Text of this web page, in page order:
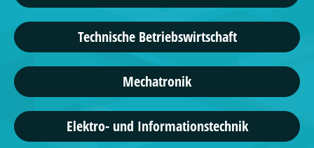
Technische Betriebswirtschaft
Mechatronik
Elektro- und Informationstechnik